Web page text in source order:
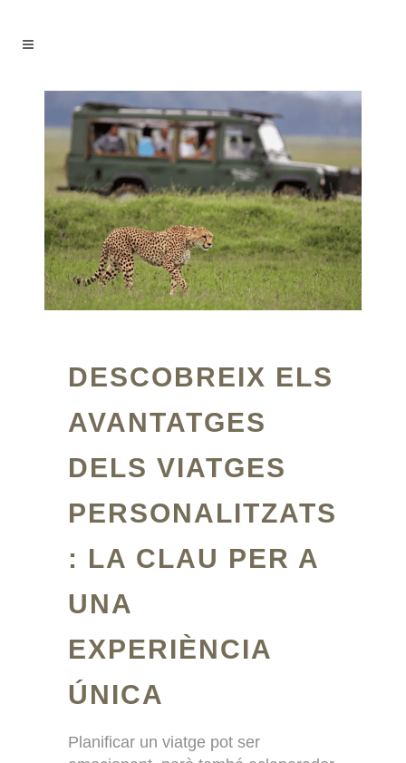
DESCOBREIX ELS
AVANTATGES
DELS VIATGES
PERSONALITZATS
: LA CLAU PER A
UNA
EXPERIÈNCIA
ÚNICA
Planificar un viatge pot ser